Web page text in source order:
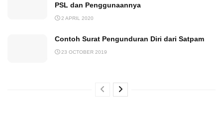
PSL dan Penggunaannya
2 APRIL 2020
Contoh Surat Pengunduran Diri dari Satpam
23 OCTOBER 2019